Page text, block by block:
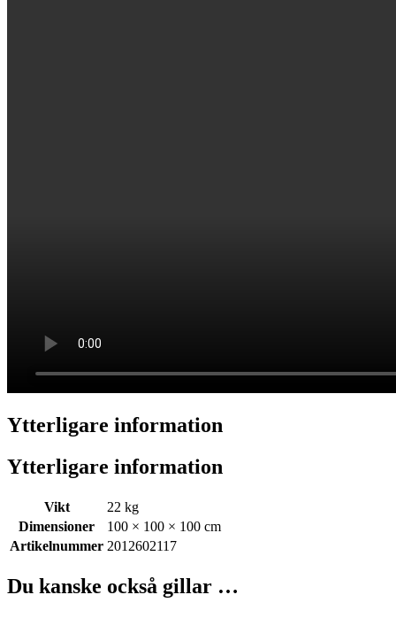
Ytterligare information
Ytterligare information
Vikt
22 kg
Dimensioner
100 × 100 × 100 cm
Artikelnummer 2012602117
Du kanske också gillar …